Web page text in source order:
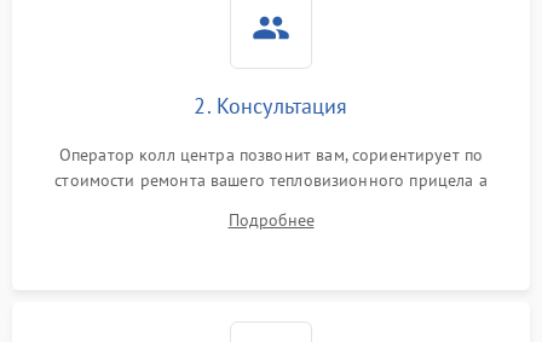
2. Консультация
Оператор колл центра позвонит вам, сориентирует по
стоимости ремонта вашего тепловизионного прицела а
Подробнее